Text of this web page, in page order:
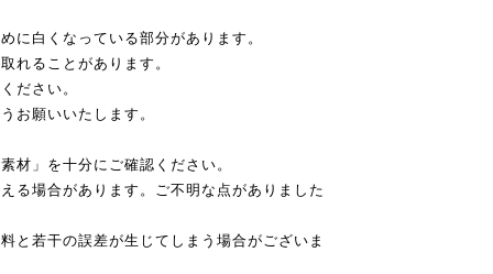
に白くなっている部分があります。
れることがあります。
ださい。
お願いいたします。
材」を十分にご確認ください。
る場合があります。ご不明な点がありました
と若干の誤差が生じてしまう場合がございま